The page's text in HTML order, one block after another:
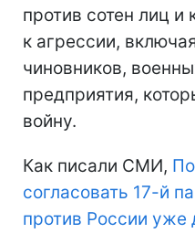
против сотен лиц
к агрессии,
чиновников,
предприятия,
войну.
Как писали СМИ,
согласовать 17-й
против России уже